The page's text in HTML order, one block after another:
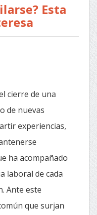
Esta
cierre de una
de nuevas
experiencias,
ha acompañado
laboral de cada
Ante este
que surjan